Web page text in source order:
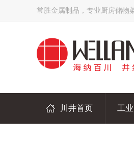
常胜金属制品，专业厨房储物
川井首页 工